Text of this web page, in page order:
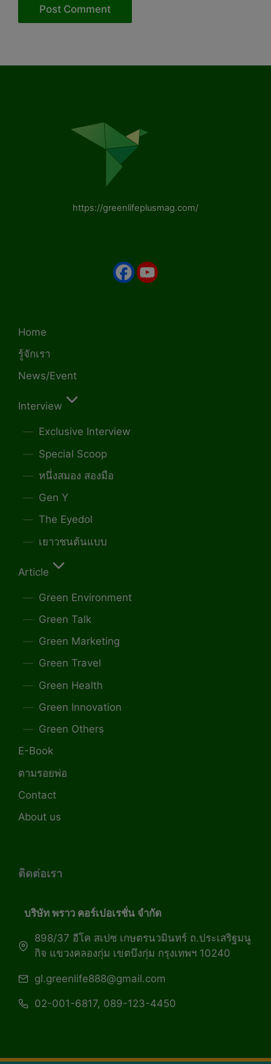
https://greenlifeplusmag.com/
Home
รู้จักเรา
News/Event
Interview
Exclusive Interview
Special Scoop
หนึ่งสมอง สองมือ
Gen Y
The Eyedol
เยาวชนต้นแบบ
Article
Green Environment
Green Talk
Green Marketing
Green Travel
Green Health
Green Innovation
Green Others
E-Book
ตามรอยพ่อ
Contact
About us
ติดต่อเรา
บริษัท พราว คอร์เปอเรชั่น จำกัด
898/37 อีโค สเปซ เกษตรนวมินทร์ ถ.ประเสริฐมนู
กิจ แขวงคลองกุ่ม เขตบึงกุ่ม กรุงเทพฯ 10240
gl.greenlife888@gmail.com
02-001-6817, 089-123-4450